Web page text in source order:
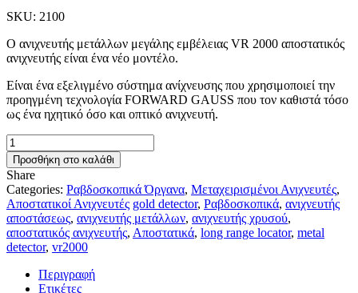
2.250,00 €.
SKU: 2100
Ο ανιχνευτής μετάλλων μεγάλης εμβέλειας VR 2000 αποστατικός
ανιχνευτής είναι ένα νέο μοντέλο.
Είναι ένα εξελιγμένο σύστημα ανίχνευσης που χρησιμοποιεί την
προηγμένη τεχνολογία FORWARD GAUSS που τον καθιστά τόσο
ως ένα ηχητικό όσο και οπτικό ανιχνευτή.
VR2000
ΑΠΟΣΤΑΤΙΚΟΣ
ΑΝΙΧΝΕΥΤΗΣ
ποσότητα
Προσθήκη στο καλάθι
Share
Categories: Ραβδοσκοπικά Όργανα, Μεταχειρισμένοι Ανιχνευτές,
Αποστατικοί Ανιχνευτές gold detector, Ραβδοσκοπικά, ανιχνευτής
αποστάσεως, ανιχνευτής μετάλλων, ανιχνευτής χρυσού,
αποστατικός ανιχνευτής, Αποστατικά, long range locator, metal
detector, vr2000
Περιγραφή
Ετικέτες